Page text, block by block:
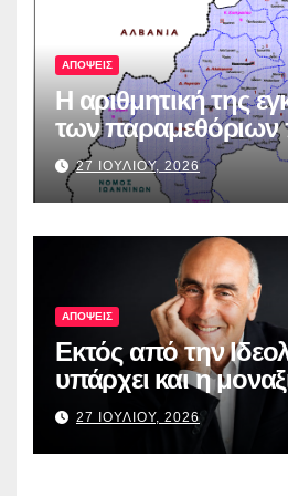
ΑΠΟΨΕΙΣ
Η αριθμητική της
των παραμεθόριων
27 ΙΟΥΛΙΟΥ, 2026
ΑΠΟΨΕΙΣ
Εκτός από την
υπάρχει και η
27 ΙΟΥΛΙΟΥ, 2026